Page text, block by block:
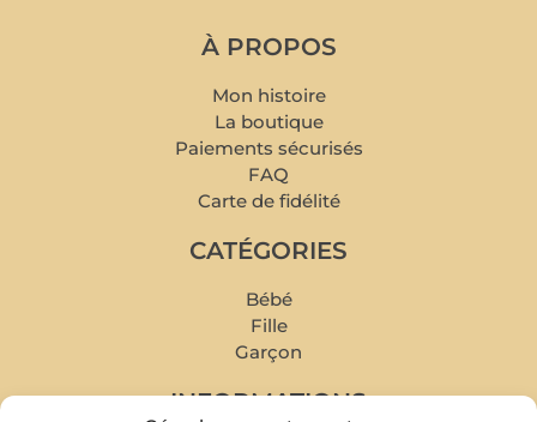
À PROPOS
Mon histoire
La boutique
Paiements sécurisés
FAQ
Carte de fidélité
CATÉGORIES
Bébé
Fille
Garçon
INFORMATIONS